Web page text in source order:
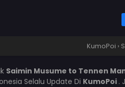
KumoPoi ›
Saimin Musume to Tennen
Selalu Update Di KumoPoi .